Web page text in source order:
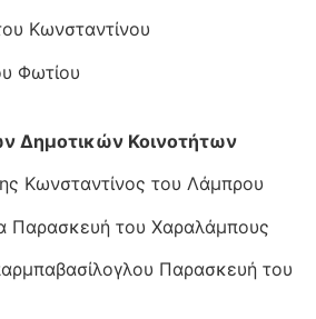
Κωνσταντίνου
Φωτίου
Δημοτικών Κοινοτήτων
Κωνσταντίνος του Λάμπρου
Παρασκευή του Χαραλάμπους
Παρασκευή του